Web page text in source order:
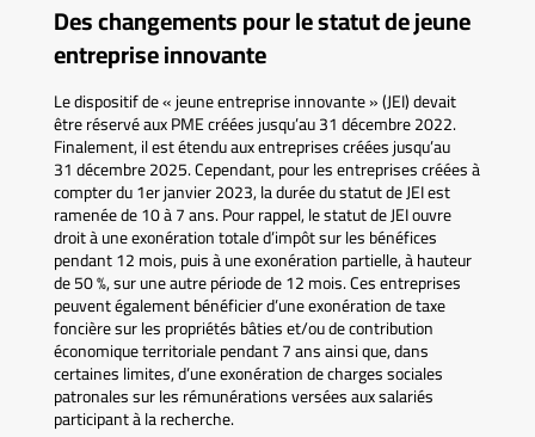
Des changements pour le statut de jeune
entreprise innovante
Le dispositif de « jeune entreprise innovante » (JEI) devait
être réservé aux PME créées jusqu’au 31 décembre 2022.
Finalement, il est étendu aux entreprises créées jusqu’au
31 décembre 2025. Cependant, pour les entreprises créées à
compter du 1er janvier 2023, la durée du statut de JEI est
ramenée de 10 à 7 ans. Pour rappel, le statut de JEI ouvre
droit à une exonération totale d’impôt sur les bénéfices
pendant 12 mois, puis à une exonération partielle, à hauteur
de 50 %, sur une autre période de 12 mois. Ces entreprises
peuvent également bénéficier d’une exonération de taxe
foncière sur les propriétés bâties et/ou de contribution
économique territoriale pendant 7 ans ainsi que, dans
certaines limites, d’une exonération de charges sociales
patronales sur les rémunérations versées aux salariés
participant à la recherche.